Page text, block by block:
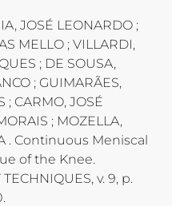
JOSÉ LEONARDO ;
MELLO ; VILLARDI,
; DE SOUSA,
; GUIMARÃES,
; CARMO, JOSÉ
; MOZELLA,
. Continuous Meniscal
of the Knee.
v. 9, p.